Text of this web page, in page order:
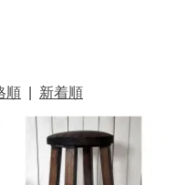
順 新着順